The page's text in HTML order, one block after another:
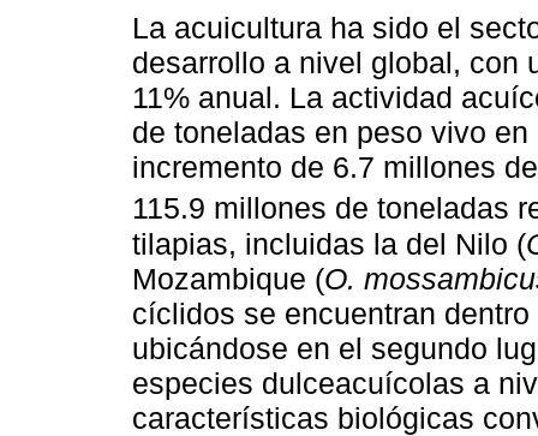
La acuicultura ha sido el
desarrollo a nivel global, con
11% anual. La actividad
de toneladas en peso vivo
incremento de 6.7 millones
115.9 millones de toneladas
tilapias, incluidas la del Nilo (
Mozambique (O.
cíclidos se encuentran
ubicándose en el segundo
especies dulceacuícolas a
características biológicas